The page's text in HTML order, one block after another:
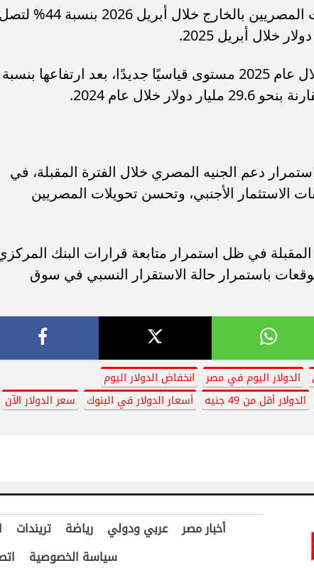
وعلى المستوى الشهري، ارتفعت تحويلات المصريين بالخارج خلال أبريل 2026 بنسبة
كما سجلت تحويلات المصريين بالخارج خلال عام 2025 مستوى قياسيًا جديدًا، بعد ارتفاعها بنسبة
دعم الجنيه المصري خلال الفترة المقبلة، في
الاستثمار الأجنبي، وتحسن تحويلات المصريين
في ظل استمرار متابعة قرارات البنك
باستمرار حالة الاستقرار النسبي في سوق
الدولار اليوم في مصر
انخفاض الدولار اليوم
الدولار أقل من 49 جنيه أسعار الدولار في البنوك
سعر الدولار الآن
أخبار مصر عربي ودولي رياضة تريندات
سياسة الخصوصية